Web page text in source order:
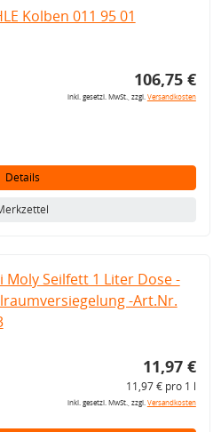
Kolben 011 95 01
106,75 €
inkl. gesetzl. MwSt., zzgl.Versandkosten
Details
Moly Seilfett 1 Liter Dose -
-Art.Nr.
11,97 €
11,97 € pro 1 l
inkl. gesetzl. MwSt., zzgl.Versandkosten